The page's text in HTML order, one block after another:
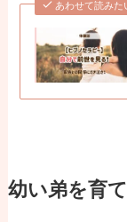
あわせて読みた
幼い弟を育